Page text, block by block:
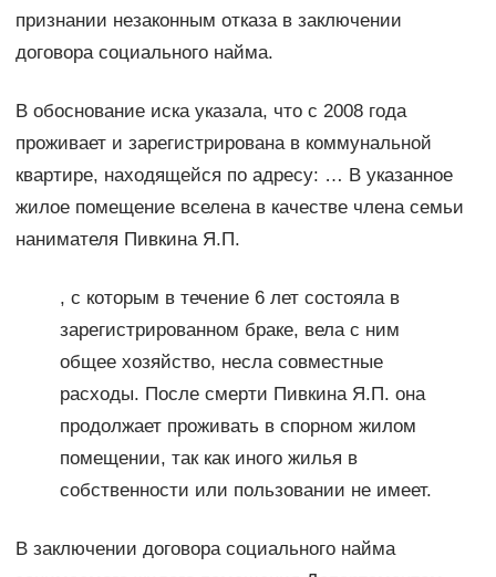
признании незаконным отказа в заключении
договора социального найма.
В обоснование иска указала, что с 2008 года
проживает и зарегистрирована в коммунальной
квартире, находящейся по адресу: … В указанное
жилое помещение вселена в качестве члена семьи
нанимателя Пивкина Я.П.
, с которым в течение 6 лет состояла в
зарегистрированном браке, вела с ним
общее хозяйство, несла совместные
расходы. После смерти Пивкина Я.П. она
продолжает проживать в спорном жилом
помещении, так как иного жилья в
собственности или пользовании не имеет.
В заключении договора социального найма